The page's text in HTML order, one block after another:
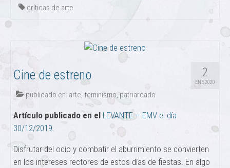
críticas de arte
2
ENE 2020
Cine de estreno
publicado en: arte, feminismo, patriarcado
Artículo publicado en el LEVANTE – EMV el día
30/12/2019.
Disfrutar del ocio y combatir el aburrimiento se convierten
en los intereses rectores de estos días de fiestas. En algo